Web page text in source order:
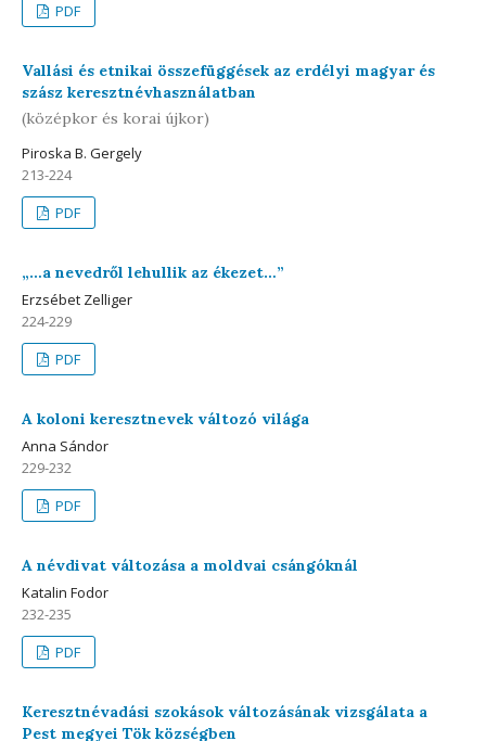
PDF
Vallási és etnikai összefüggések az erdélyi magyar és
szász keresztnévhasználatban
(középkor és korai újkor)
Piroska B. Gergely
213-224
PDF
„…a nevedről lehullik az ékezet…”
Erzsébet Zelliger
224-229
PDF
A koloni keresztnevek változó világa
Anna Sándor
229-232
PDF
A névdivat változása a moldvai csángóknál
Katalin Fodor
232-235
PDF
Keresztnévadási szokások változásának vizsgálata a
Pest megyei Tök községben